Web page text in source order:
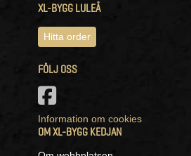
XL-BYGG LULEÅ
Hitta order
FÖLJ OSS
Information om cookies
OM XL-BYGG KEDJAN